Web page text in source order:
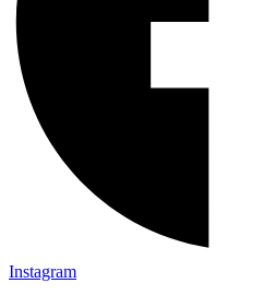
Instagram